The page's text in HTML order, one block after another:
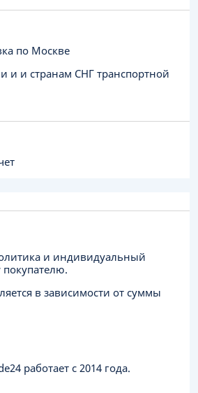
по Москве
и и странам СНГ транспортной
и индивидуальный
в зависимости от суммы
работает с 2014 года.